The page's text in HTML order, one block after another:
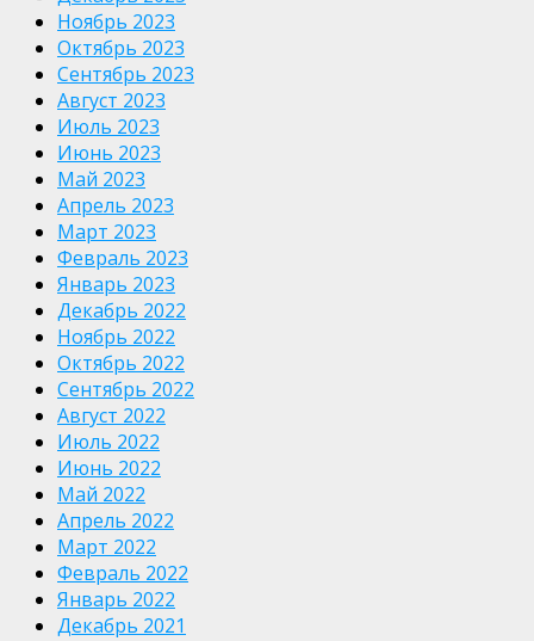
Ноябрь 2023
Октябрь 2023
Сентябрь 2023
Август 2023
Июль 2023
Июнь 2023
Май 2023
Апрель 2023
Март 2023
Февраль 2023
Январь 2023
Декабрь 2022
Ноябрь 2022
Октябрь 2022
Сентябрь 2022
Август 2022
Июль 2022
Июнь 2022
Май 2022
Апрель 2022
Март 2022
Февраль 2022
Январь 2022
Декабрь 2021